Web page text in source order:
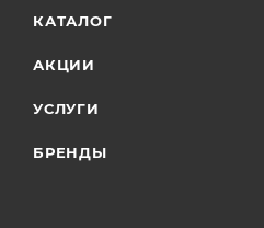
КАТАЛОГ
АКЦИИ
УСЛУГИ
БРЕНДЫ